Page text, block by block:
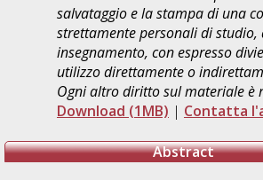
salvataggio e la stampa di una
strettamente personali di studio,
insegnamento, con espresso
utilizzo direttamente o
Ogni altro diritto sul materiale è
Download (1MB) | Contatta
Abstract